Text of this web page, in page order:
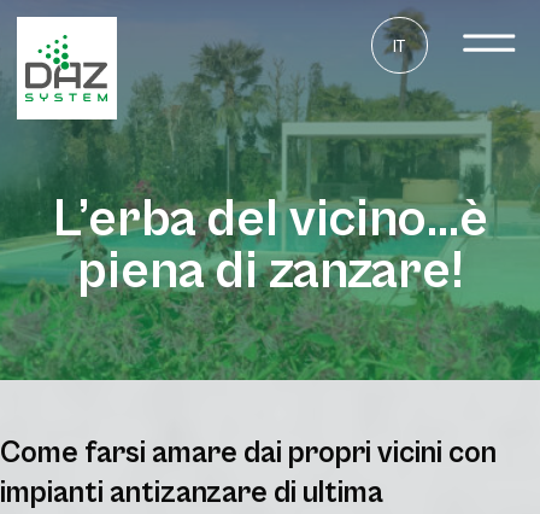
IT
L’erba del vicino…è
piena di zanzare!
Come farsi amare dai propri vicini con
impianti antizanzare di ultima